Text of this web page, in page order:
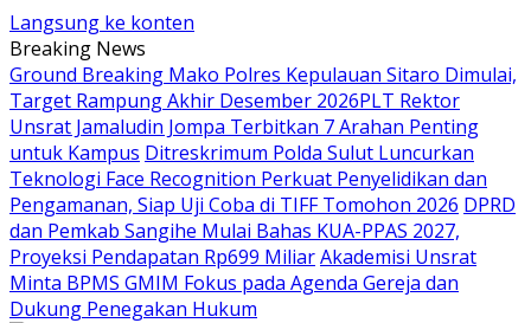
Langsung ke konten
Breaking News
Ground Breaking Mako Polres Kepulauan Sitaro Dimulai,
Target Rampung Akhir Desember 2026​PLT Rektor
Unsrat Jamaludin Jompa Terbitkan 7 Arahan Penting
untuk Kampus Ditreskrimum Polda Sulut Luncurkan
Teknologi Face Recognition Perkuat Penyelidikan dan
Pengamanan, Siap Uji Coba di TIFF Tomohon 2026 DPRD
dan Pemkab Sangihe Mulai Bahas KUA-PPAS 2027,
Proyeksi Pendapatan Rp699 MiliarAkademisi Unsrat
Minta BPMS GMIM Fokus pada Agenda Gereja dan
Dukung Penegakan Hukum